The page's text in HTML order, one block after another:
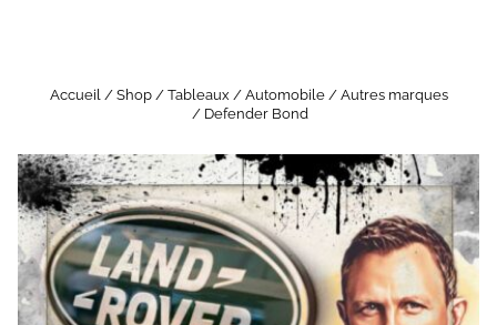
Accueil / Shop/ Tableaux / Automobile/ Autres marques
/ Defender Bond